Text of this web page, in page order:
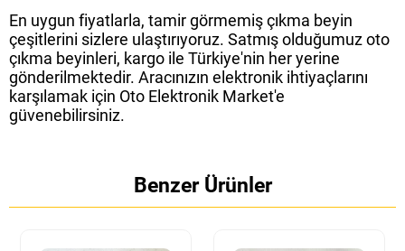
En uygun fiyatlarla, tamir görmemiş çıkma beyin
çeşitlerini sizlere ulaştırıyoruz. Satmış olduğumuz oto
çıkma beyinleri, kargo ile Türkiye'nin her yerine
gönderilmektedir. Aracınızın elektronik ihtiyaçlarını
karşılamak için Oto Elektronik Market'e
güvenebilirsiniz.
Benzer Ürünler